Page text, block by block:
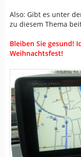
Also: Gibt es unter
zu diesem Thema
Bleiben Sie gesund!
Weihnachtsfest!